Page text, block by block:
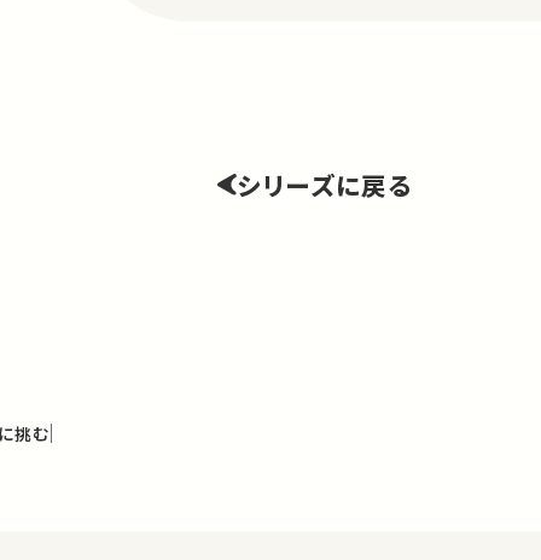
シリーズに戻る
挑む